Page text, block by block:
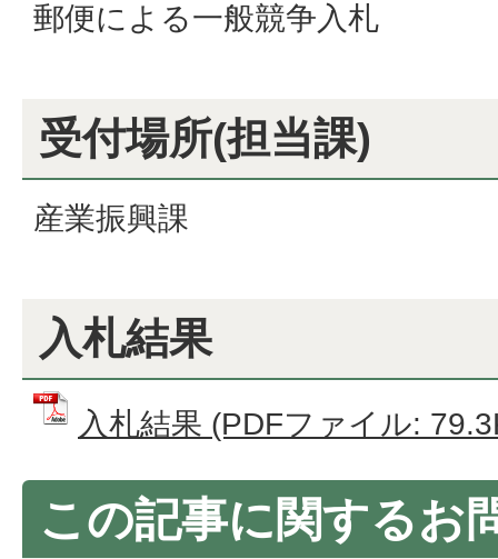
郵便による一般競争入札
受付場所(担当課)
産業振興課
入札結果
入札結果 (PDFファイル:
この記事に関するお